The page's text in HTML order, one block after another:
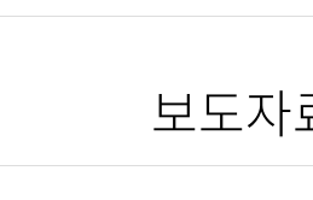
보도자